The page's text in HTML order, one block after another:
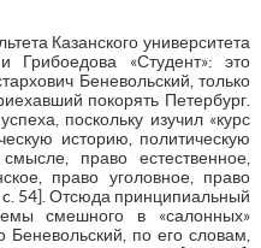
Казанского университета
Грибоедова «Студент»: это
Беневольский, только
покорять Петербург.
поскольку изучил «курс
историю, политическую
право естественное,
право уголовное, право
54]. Отсюда принципиальный
смешного в «салонных»
по его словам,